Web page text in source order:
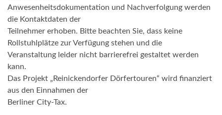
Anwesenheitsdokumentation und Nachverfolgung werden
die Kontaktdaten der
Teilnehmer erhoben. Bitte beachten Sie, dass keine
Rollstuhlplätze zur Verfügung stehen und die
Veranstaltung leider nicht barrierefrei gestaltet werden
kann.
Das Projekt „Reinickendorfer Dörfertouren“ wird finanziert
aus den Einnahmen der
Berliner City-Tax.